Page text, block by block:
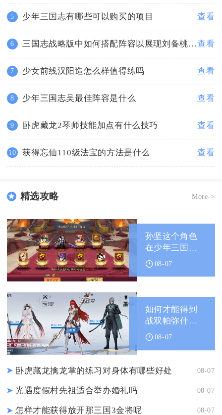
5 少年三国志有哪些可以购买的项目 查看
6 三国志战略版中如何搭配阵容以展现刘备桃园结义的团队力量查看
7 少女前线汉阳造怎么样值得练吗 查看
8 少年三国志吴最佳阵容是什么 查看
9 卧虎藏龙2琴师技能加点有什么技巧 查看
10 获得忘仙110级法宝的方法是什么 查看
精选攻略 More->
孙坚这个角色
在少年三国志
中怎样书写
08-07
如何才能得到
战双帕弥什装
备 08-07
卧虎藏龙擒龙掌的练习对身体有哪些好处 08-07
光遇度假村先祖适合举办婚礼吗 08-07
怎样才能获得放开那三国3金将呢 08-07